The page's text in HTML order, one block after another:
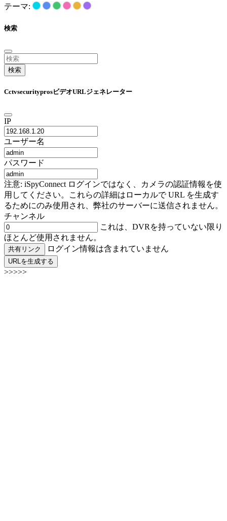
テーマ:
検索
検索
CctvsecurityprosビデオURLジェネレーター
IP
ユーザー名
パスワード
注意: iSpyConnect ログインではなく、カメラの認証情報を使
用してください。これらの詳細はローカルで URL を生成す
るためにのみ使用され、弊社のサーバーに送信されません。
チャンネル
これは、DVRを持っていない限り
ほとんど使用されません。
共有リンク ログイン情報は含まれていません
URLを生成する
>>>>>